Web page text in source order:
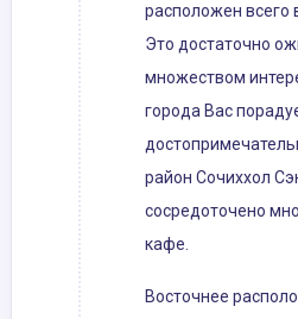
расположен всего
Это достаточно
множеством
города Вас
район Сочиххол
сосредоточено
кафе.
Восточнее